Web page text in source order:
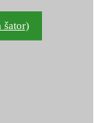
šator)